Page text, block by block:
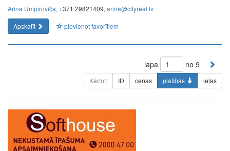
Arina Umpiroviča, +371 29821409, arina@cityreal.lv
Apskatīt
pievienot favorītiem
lapa no 9
Kārtot: ID cenas platības ielas